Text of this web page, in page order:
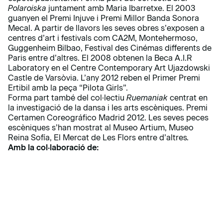
Polaroiska juntament amb Maria Ibarretxe. El 2003
guanyen el Premi Injuve i Premi Millor Banda Sonora
Mecal. A partir de llavors les seves obres s’exposen a
centres d’art i festivals com CA2M, Montehermoso,
Guggenheim Bilbao, Festival des Cinémas differents de
Paris entre d’altres. El 2008 obtenen la Beca A.I.R
Laboratory en el Centre Contemporary Art Ujazdowski
Castle de Varsòvia. L’any 2012 reben el Primer Premi
Ertibil amb la peça “Pilota Girls”.
Forma part també del col·lectiu Ruemaniak centrat en
la investigació de la dansa i les arts escèniques. Premi
Certamen Coreográfico Madrid 2012. Les seves peces
escèniques s’han mostrat al Museo Artium, Museo
Reina Sofía, El Mercat de Les Flors entre d’altres.
Amb la col·laboració de: